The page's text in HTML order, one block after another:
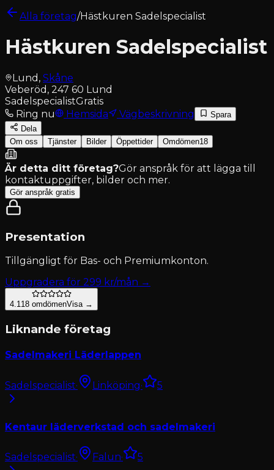
Alla företag/Hästkuren Sadelspecialist
Hästkuren Sadelspecialist
Lund , Skåne
Veberöd, 247 60 Lund
SadelspecialistGratis
Ring nu
Hemsida Vägbeskrivning
Spara
Dela
Om oss
Tjänster Bilder Öppettider Omdömen18
Är detta ditt företag?Gör anspråk för att lägga till
kontaktuppgifter, bilder och mer.
Gör anspråk gratis
Presentation
Tillgängligt för Bas- och Premiumkonton.
Uppgradera för 299 kr/mån →
4.118 omdömenVisa →
Liknande företag
Sadelmakeri Läderlappen
Sadelspecialist· Linköping· 5
Kentaur läderverkstad och sadelmakeri
Sadelspecialist· Falun· 5